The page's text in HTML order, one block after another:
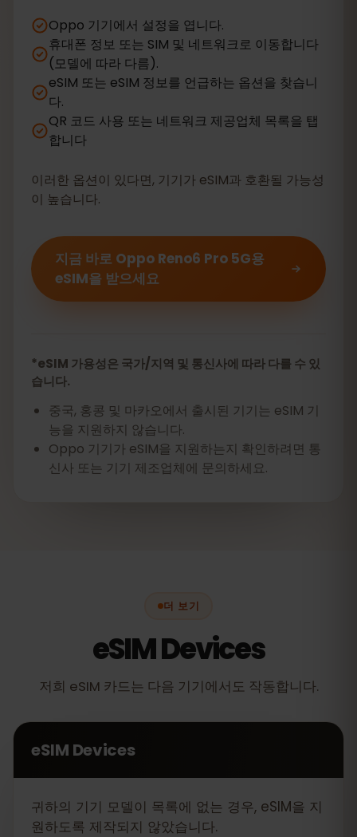
Oppo 기기에서 설정을 엽니다.
휴대폰 정보 또는 SIM 및 네트워크로 이동합니다
(모델에 따라 다름).
eSIM 또는 eSIM 정보를 언급하는 옵션을 찾습니
다.
QR 코드 사용 또는 네트워크 제공업체 목록을 탭
합니다
이러한 옵션이 있다면, 기기가 eSIM과 호환될 가능성
이 높습니다.
지금 바로 Oppo Reno6 Pro 5G용
eSIM을 받으세요
*eSIM 가용성은 국가/지역 및 통신사에 따라 다를 수 있
습니다.
중국, 홍콩 및 마카오에서 출시된 기기는 eSIM 기
능을 지원하지 않습니다.
Oppo 기기가 eSIM을 지원하는지 확인하려면 통
신사 또는 기기 제조업체에 문의하세요.
더 보기
eSIM Devices
저희 eSIM 카드는 다음 기기에서도 작동합니다.
eSIM Devices
귀하의 기기 모델이 목록에 없는 경우, eSIM을 지
원하도록 제작되지 않았습니다.